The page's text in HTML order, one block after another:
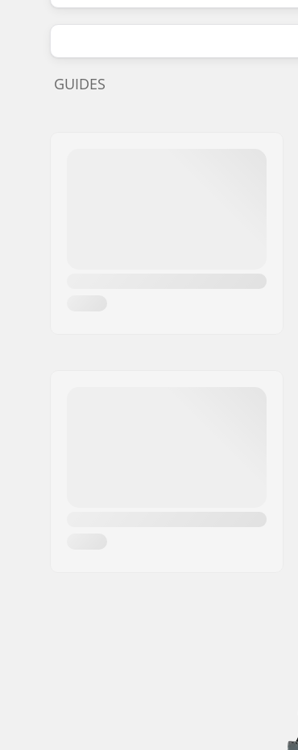
GUIDES